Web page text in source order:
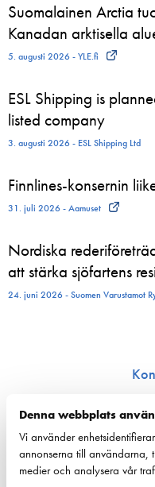
Denna webbplats
Vi använder
annonserna till användarna,
medier och analysera vår
Suomalainen Arctia
Kanadan arktisella
5. augusti 2026 - YLE.fi
ESL Shipping is
listed company
3. augusti 2026 - ESL Shipping Ltd
Finnlines-konsernin
31. juli 2026 - Aamuset
Nordiska
att stärka sjöfartens
24. juni 2026 - Suomen Varustamot